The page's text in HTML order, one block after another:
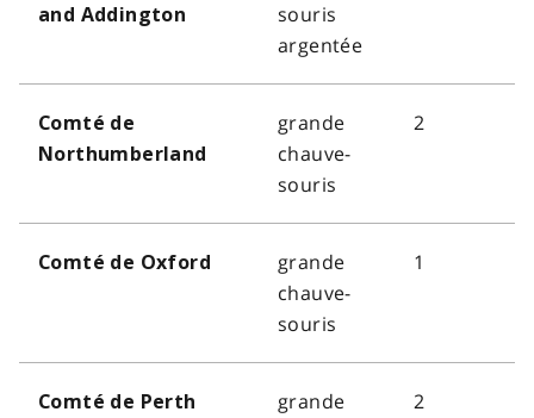
and Addington
souris
argentée
Comté de
Northumberland
grande
chauve-
souris
2
Comté de Oxford
grande
chauve-
souris
1
Comté de Perth
grande
2